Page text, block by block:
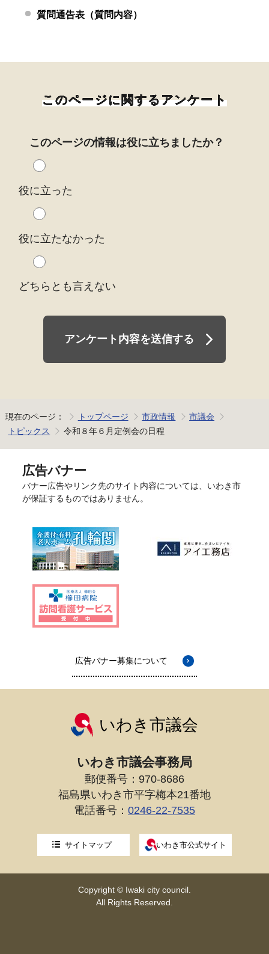
質問通告表（質問内容）
このページに関するアンケート
このページの情報は役に立ちましたか？
役に立った
役に立たなかった
どちらとも言えない
アンケート内容を送信する
現在のページ： トップページ 市政情報
市議会
トピックス
令和８年６月定例会の日程
広告バナー
バナー広告やリンク先のサイト内容については、いわき市
が保証するものではありません。
広告バナー募集について
いわき市議会
いわき市議会事務局
郵便番号：970-8686
福島県いわき市平字梅本21番地
電話番号： 0246-22-7535
サイトマップ いわき市公式サイト
Copyright © Iwaki city council.
All Rights Reserved.